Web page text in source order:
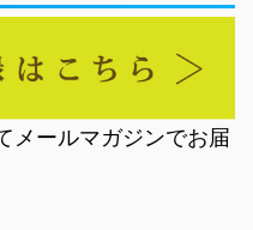
メールマガジンでお届